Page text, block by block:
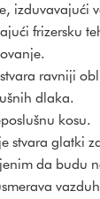
izduvavajući
frizersku
ravniji
dlaka.
kosu.
stvara glatki
da budu